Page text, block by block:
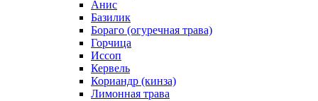
Анис
Базилик
Бораго (огуречная трава)
Горчица
Иссоп
Кервель
Кориандр (кинза)
Лимонная трава